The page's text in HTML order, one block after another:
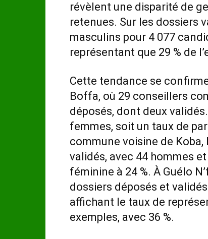
révèlent une disparité de
retenues. Sur les dossiers
masculins pour 4 077
représentant que 29 % de
Cette tendance se
Boffa, où 29 conseillers
déposés, dont deux
femmes, soit un taux de
commune voisine de
validés, avec 44 hommes
féminine à 24 %. À Guélo
dossiers déposés et
affichant le taux de
exemples, avec 36 %.